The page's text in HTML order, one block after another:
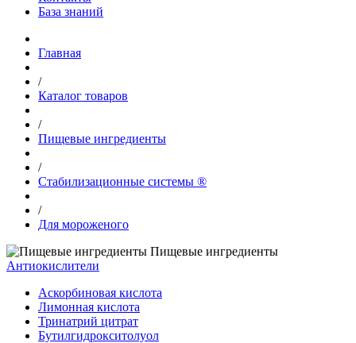
База знаний
Главная
/
Каталог товаров
/
Пищевые ингредиенты
/
Стабилизационные системы ®
/
Для мороженого
Пищевые ингредиенты
Антиокислители
Аскорбиновая кислота
Лимонная кислота
Тринатрий цитрат
Бутилгидрокситолуол